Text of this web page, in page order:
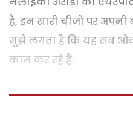
है, इन सारी चीजों पर अपनी
मुझे लगता है कि यह सब
काम कर रहे हैं.